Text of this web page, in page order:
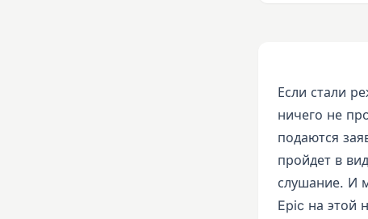
Если стали
ничего не
подаются
пройдет в
слушание. И
Epic на этой